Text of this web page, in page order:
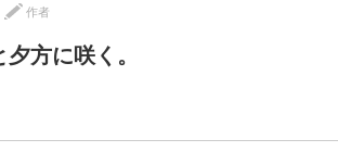
作者
方に咲く。